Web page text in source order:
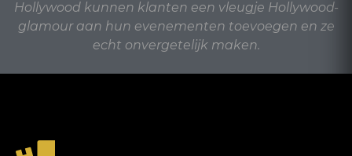
Hollywood kunnen klanten een vleugje Hollywood-
glamour aan hun evenementen toevoegen en ze
echt onvergetelijk maken.